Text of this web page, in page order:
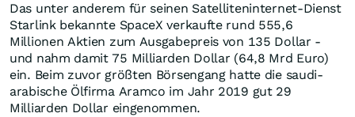
Das unter anderem für seinen Satelliteninternet-Dienst
Starlink bekannte SpaceX verkaufte rund 555,6
Millionen Aktien zum Ausgabepreis von 135 Dollar -
und nahm damit 75 Milliarden Dollar (64,8 Mrd Euro)
ein. Beim zuvor größten Börsengang hatte die saudi-
arabische Ölfirma Aramco im Jahr 2019 gut 29
Milliarden Dollar eingenommen.